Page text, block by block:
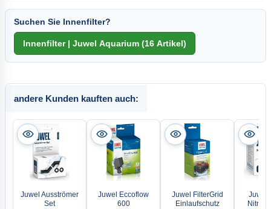
Suchen Sie Innenfilter?
andere Kunden kauften auch:
Juwel Ausströmer
Set
Juwel Eccoflow
600
Juwel FilterGrid
Einlaufschutz
Juwel